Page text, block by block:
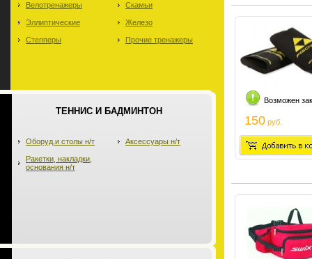
Велотренажеры
Эллиптические
Степперы
Скамьи
Железо
Прочие тренажеры
ТЕННИС И БАДМИНТОН
Оборуд.и столы н/т
Ракетки, накладки,
основания н/т
Аксессуары н/т
Возможен
150 руб.